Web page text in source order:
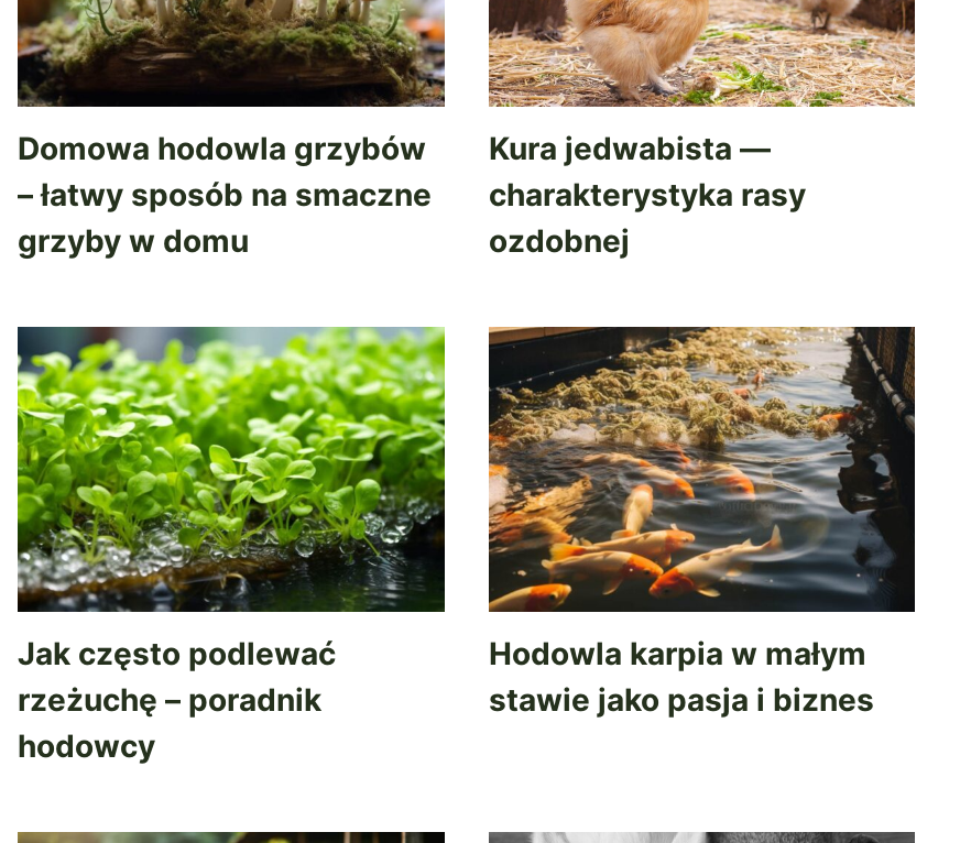
Domowa hodowla grzybów
– łatwy sposób na smaczne
grzyby w domu
Kura jedwabista —
charakterystyka rasy
ozdobnej
Jak często podlewać
rzeżuchę – poradnik
hodowcy
Hodowla karpia w małym
stawie jako pasja i biznes